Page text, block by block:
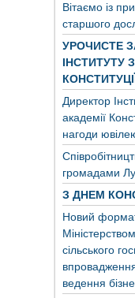
Вітаємо із
старшого
УРОЧИСТЕ
ІНСТИТУТУ
Директор
академії
нагоди
громадами
З ДНЕМ
Новий формат
сільського
ведення